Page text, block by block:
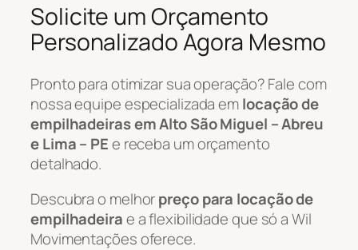
Solicite um Orçamento
Personalizado Agora Mesmo
Pronto para otimizar sua operação? Fale com
nossa equipe especializada emlocação de
empilhadeiras em Alto São Miguel – Abreu
e Lima – PEe receba um orçamento
detalhado.
Descubra o melhorpreço para locação de
empilhadeirae a flexibilidade que só a Wil
Movimentações oferece.